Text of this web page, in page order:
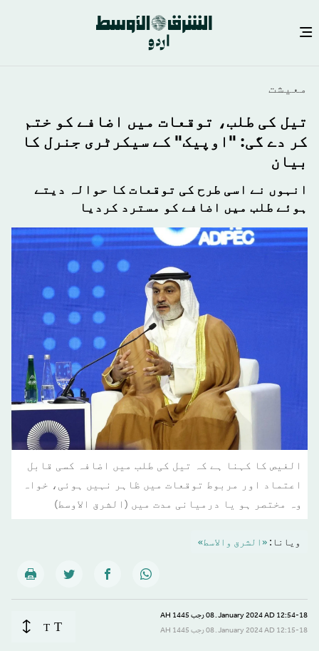
main
content
معيشت
تیل کی طلب، توقعات میں اضافے کو ختم
کر دے گی: "اوپیک" کے سیکرٹری جنرل کا
بیان
انہوں نے اسی طرح کی توقعات کا حوالہ دیتے
ہوئے طلب میں اضافے کو مسترد کردیا
الغیص کا کہنا ہے کہ تیل کی طلب میں اضافہ کسی قابل
اعتماد اور مربوط توقعات میں ظاہر نہیں ہوئی، خواہ
وہ مختصر ہو یا درمیانی مدت میں (الشرق الاوسط)
ویانا: «الشرق والاسط»
12:54-18 January 2024 AD ـ 08 رجب 1445 AH
12:15-18 January 2024 AD ـ 08 رجب 1445 AH
T
T